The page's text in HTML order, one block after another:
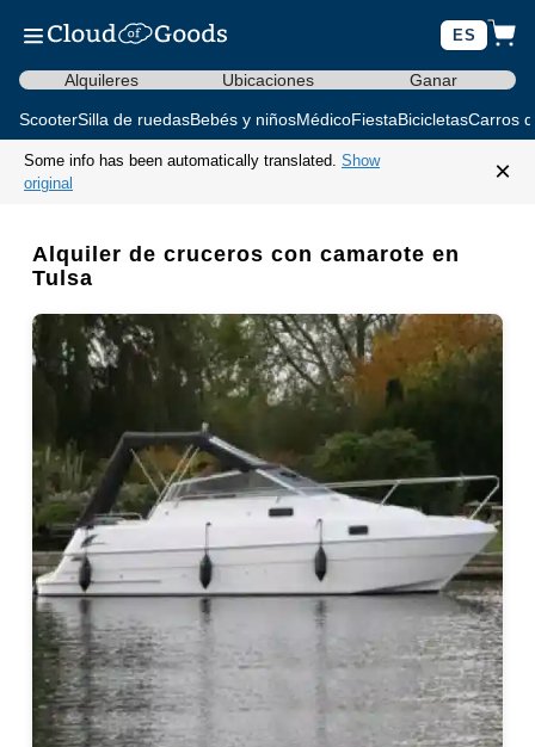
ES
Alquileres Ubicaciones Ganar
ScooterSilla de ruedasBebés y niñosMédicoFiestaBicicletasCarros
Some info has been automatically translated. Show
original
×
Alquiler de cruceros con camarote en
Tulsa